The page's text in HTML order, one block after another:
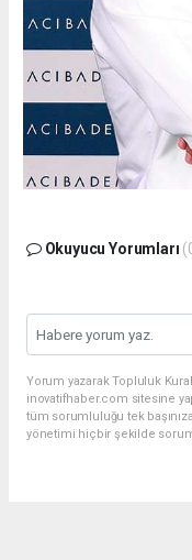
Okuyucu Yorumları
Yorum yazarak Topluluk
inovatifhaber.com sitesine
tüm sorumluluğu tek
yönetimi hiçbir şekilde